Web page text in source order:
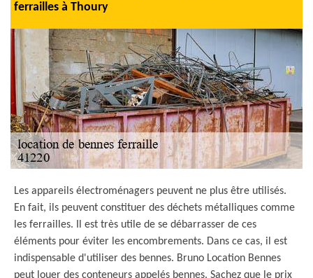
ferrailles à Thoury
Les appareils électroménagers peuvent ne plus être utilisés.
En fait, ils peuvent constituer des déchets métalliques comme
les ferrailles. Il est très utile de se débarrasser de ces
éléments pour éviter les encombrements. Dans ce cas, il est
indispensable d'utiliser des bennes. Bruno Location Bennes
peut louer des conteneurs appelés bennes. Sachez que le prix